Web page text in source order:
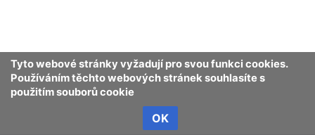
Tyto webové stránky vyžadují pro svou funkci cookies.
Používáním těchto webových stránek souhlasíte s
použitím souborů cookie
OK